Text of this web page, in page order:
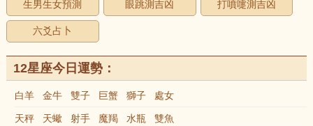
生男生女預測 眼跳測吉凶 打噴嚏測吉凶
六爻占卜
12星座今日運勢：
白羊 金牛 雙子 巨蟹 獅子 處女
天秤 天蠍 射手 魔羯 水瓶 雙魚